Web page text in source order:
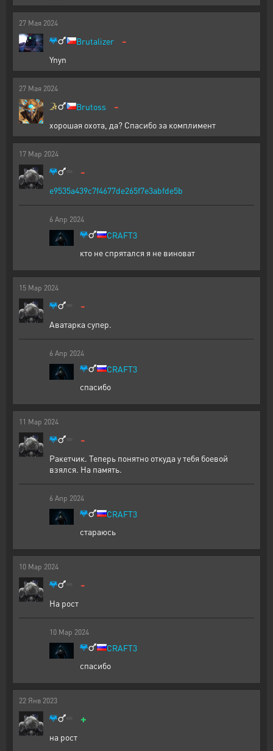
27 Мая 2024
Brutalizer -
Ynyn
27 Мая 2024
Brutoss -
хорошая охота, да? Спасибо за комплимент
17 Мар 2024
-
e9535a439c7f4677de265f7e3abfde5b
6 Апр 2024
CRAFT3
кто не спрятался я не виноват
15 Мар 2024
-
Аватарка супер.
6 Апр 2024
CRAFT3
спасибо
11 Мар 2024
-
Ракетчик. Теперь понятно откуда у тебя боевой
взялся. На память.
6 Апр 2024
CRAFT3
стараюсь
10 Мар 2024
-
На рост
10 Мар 2024
CRAFT3
спасибо
22 Янв 2023
+
на рост